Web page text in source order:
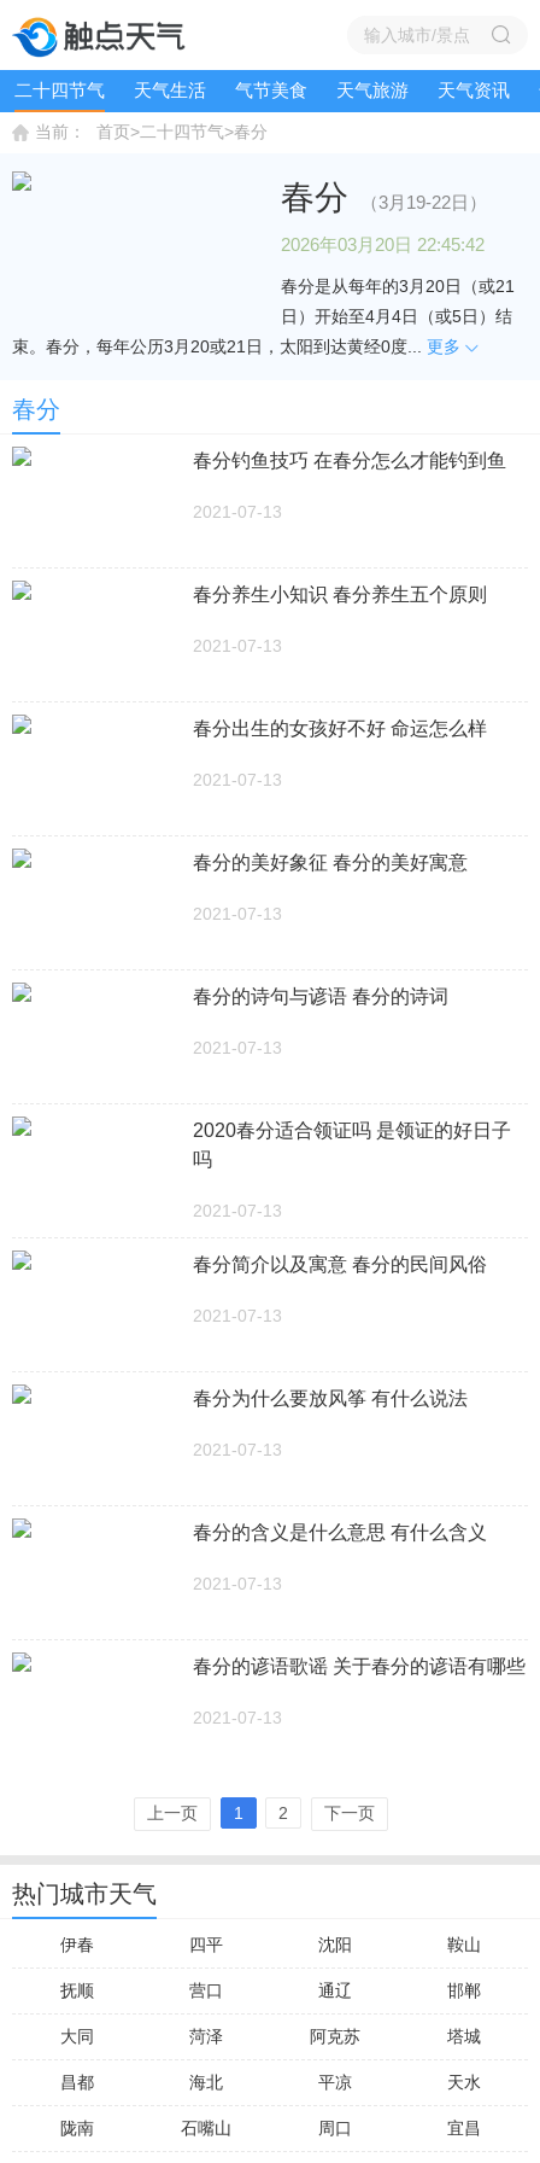
二十四节气 天气生活 气节美食 天气旅游 天气资讯
当前： 首页>二十四节气>春分
春分 （3月19-22日）
2026年03月20日 22:45:42
春分是从每年的3月20日（或21
日）开始至4月4日（或5日）结
束。春分，每年公历3月20或21日，太阳到达黄经0度... 更多
春分
春分钓鱼技巧 在春分怎么才能钓到鱼
2021-07-13
春分养生小知识 春分养生五个原则
2021-07-13
春分出生的女孩好不好 命运怎么样
2021-07-13
春分的美好象征 春分的美好寓意
2021-07-13
春分的诗句与谚语 春分的诗词
2021-07-13
2020春分适合领证吗 是领证的好日子
吗
2021-07-13
春分简介以及寓意 春分的民间风俗
2021-07-13
春分为什么要放风筝 有什么说法
2021-07-13
春分的含义是什么意思 有什么含义
2021-07-13
春分的谚语歌谣 关于春分的谚语有哪些
2021-07-13
上一页 1 2 下一页
热门城市天气
伊春 四平 沈阳 鞍山
抚顺 营口 通辽 邯郸
大同 菏泽 阿克苏 塔城
昌都 海北 平凉 天水
陇南 石嘴山 周口 宜昌